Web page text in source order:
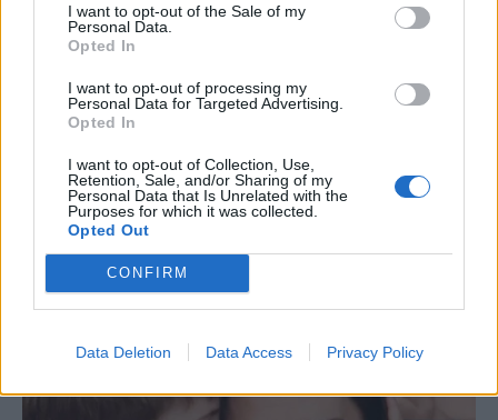
I want to opt-out of the Sale of my
Personal Data.
Opted In
I want to opt-out of processing my
Personal Data for Targeted Advertising.
Opted In
I want to opt-out of Collection, Use,
Retention, Sale, and/or Sharing of my
Personal Data that Is Unrelated with the
Purposes for which it was collected.
Opted Out
CONFIRM
Data Deletion Data Access Privacy Policy